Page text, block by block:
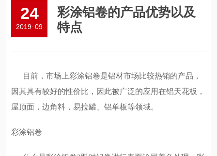
24
2019-09
彩涂铝卷的产品优势以及
特点
目前，市场上彩涂铝卷是铝材市场比较热销的产品，
因其具有较好的性价比，因此被广泛的应用在铝天花板，
屋顶面，边角料，易拉罐、铝单板等领域。
彩涂铝卷